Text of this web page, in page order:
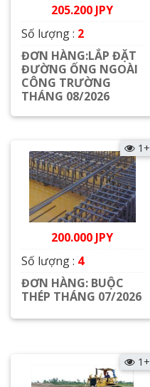
205.200 JPY
Số lượng : 2
ĐƠN HÀNG:LẮP ĐẶT
ĐƯỜNG ỐNG NGOÀI
CÔNG TRƯỜNG
THÁNG 08/2026
Xem chi tiết
1+
200.000 JPY
Số lượng : 4
ĐƠN HÀNG: BUỘC
THÉP THÁNG 07/2026
Xem chi tiết
1+